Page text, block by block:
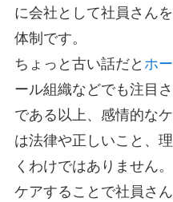
に会社として社員さん
体制です。
ちょっと古い話だとホ
ール組織などでも注目
である以上、感情的な
は法律や正しいこと、
くわけではありません
ケアすることで社員さ